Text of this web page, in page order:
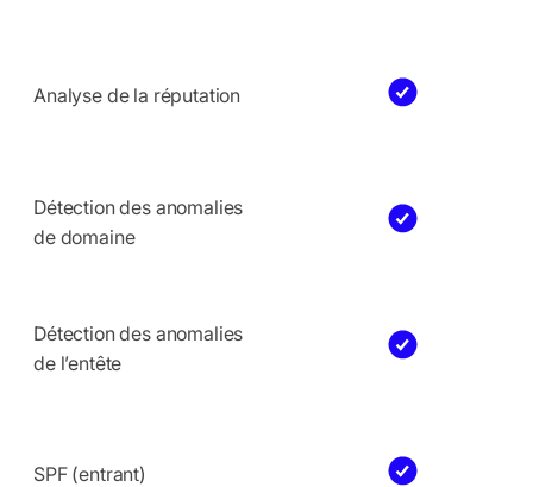
Analyse de la réputation
Détection des anomalies
de domaine
Détection des anomalies
de l’entête
SPF (entrant)